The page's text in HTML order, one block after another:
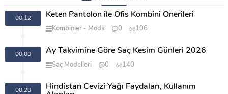
00:12 Keten Pantolon ile Ofis Kombini Önerileri
Kombinler Moda 0 106
00:00 Ay Takvimine Göre Saç Kesim Günleri 2026
Saç Modelleri 0 140
00:20
Hindistan Cevizi Yağı Faydaları, Kullanım